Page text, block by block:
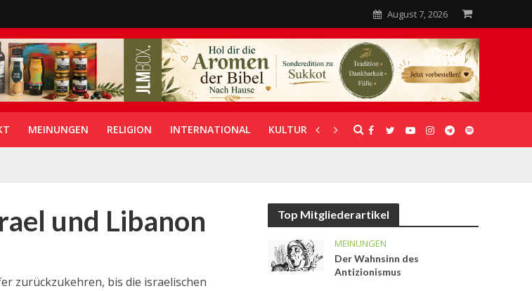
August 7, 2026
MEINUNGEN RELIGION INTERNATIONAL KULTUR UNTERSTÜTZUNG
und Libanon
zurückzukehren, bis die israelischen
Top Mitgliederartikel
MEINUNGEN
Der Wahnsinn des
Antizionismus